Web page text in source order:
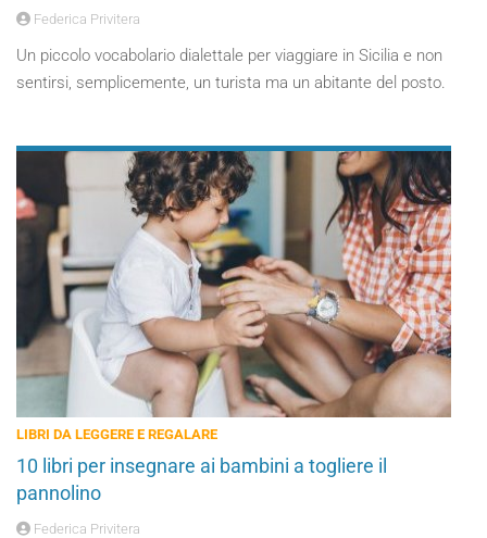
Federica Privitera
Un piccolo vocabolario dialettale per viaggiare in Sicilia e non
sentirsi, semplicemente, un turista ma un abitante del posto.
LIBRI DA LEGGERE E REGALARE
10 libri per insegnare ai bambini a togliere il
pannolino
Federica Privitera